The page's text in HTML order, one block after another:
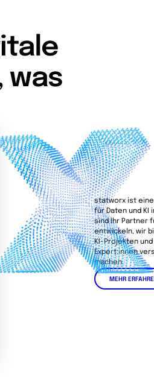
was
statworx ist
für Daten und KI
sind Ihr Partner
entwickeln, wir
KI-Projekten
Expert:innen
machen.
MEHR